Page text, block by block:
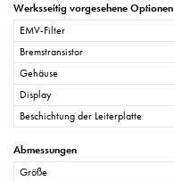
Werksseitig vorgesehene Optionen
EMV-Filter
Bremstransistor
Gehäuse
Display
Beschichtung der Leiterplatte
Abmessungen
Größe